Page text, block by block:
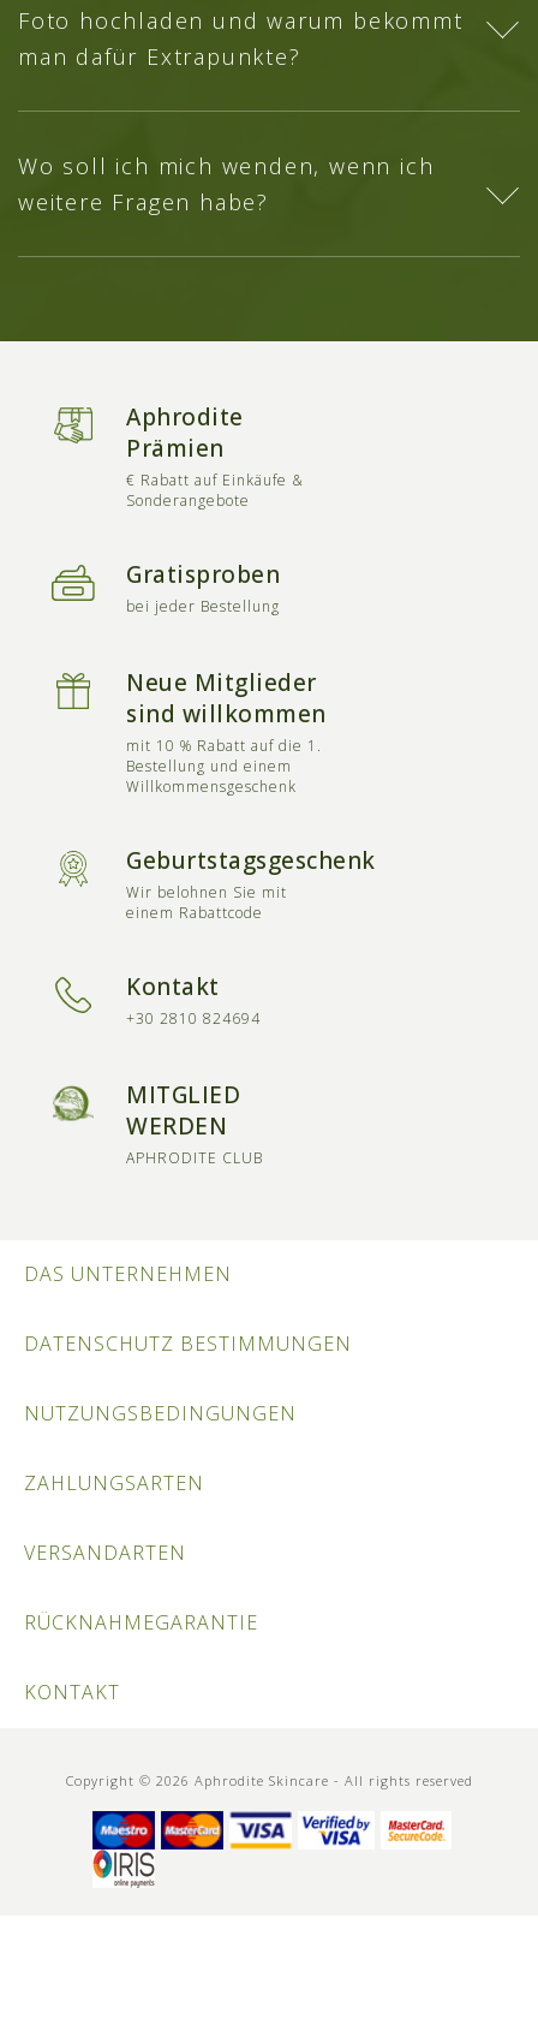
Foto hochladen und warum bekommt
man dafür Extrapunkte?
Wo soll ich mich wenden, wenn ich
weitere Fragen habe?
Aphrodite
Prämien
€ Rabatt auf Einkäufe &
Sonderangebote
Gratisproben
bei jeder Bestellung
Neue Mitglieder
sind willkommen
mit 10 % Rabatt auf die 1.
Bestellung und einem
Willkommensgeschenk
Geburtstagsgeschenk
Wir belohnen Sie mit
einem Rabattcode
Kontakt
+30 2810 824694
MITGLIED
WERDEN
APHRODITE CLUB
DAS UNTERNEHMEN
DATENSCHUTZ BESTIMMUNGEN
NUTZUNGSBEDINGUNGEN
ZAHLUNGSARTEN
VERSANDARTEN
RÜCKNAHMEGARANTIE
KONTAKT
Copyright © 2026 Aphrodite Skincare - All rights reserved